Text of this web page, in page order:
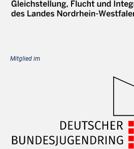
Mitglied im